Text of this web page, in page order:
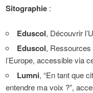
Sitographie :
Eduscol, Découvrir
Eduscol,
l’Europe, accessible via
Lumni, “En tant que
entendre ma voix ?”,